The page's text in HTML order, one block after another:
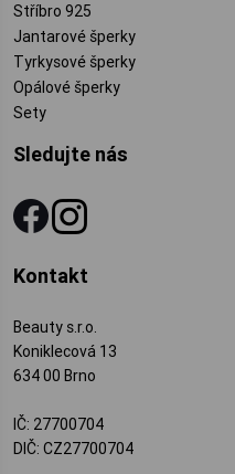
Stříbro 925
Jantarové šperky
Tyrkysové šperky
Opálové šperky
Sety
Sledujte nás
Kontakt
Beauty s.r.o.
Koniklecová 13
634 00 Brno
IČ: 27700704
DIČ: CZ27700704